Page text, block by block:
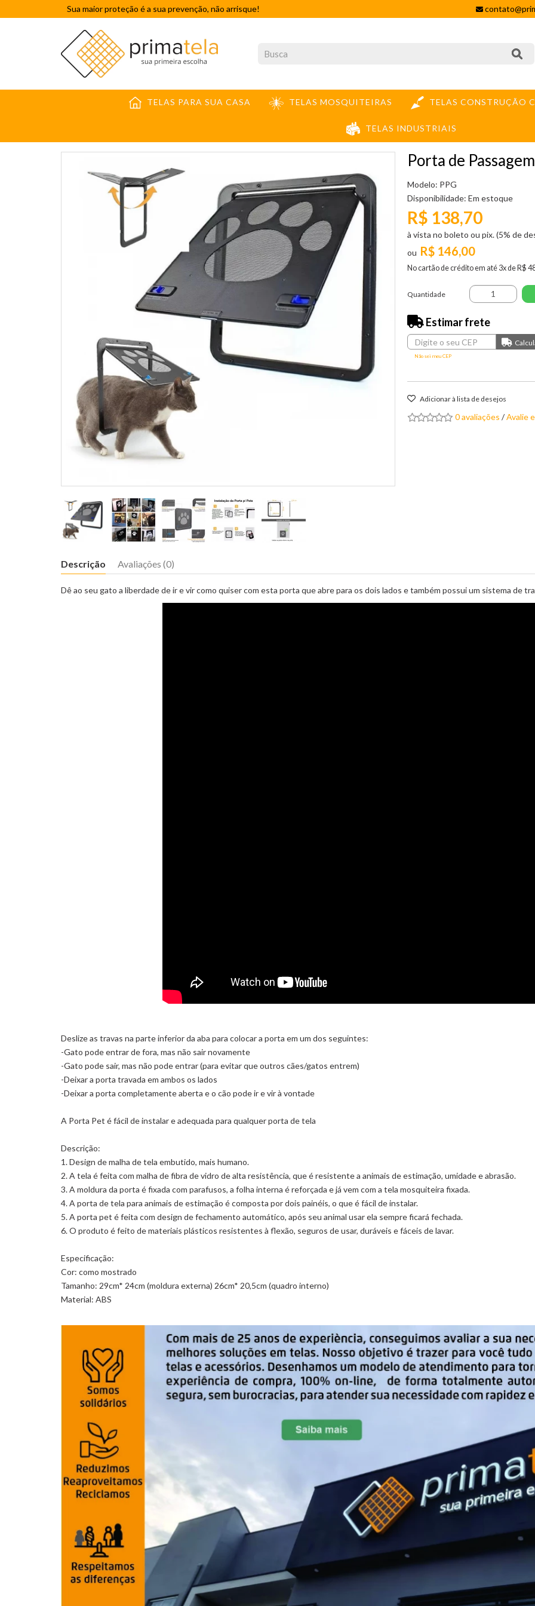
Sua maior proteção é a sua prevenção, não arrisque!
TELAS PARA SUA CASA TELAS MOSQUITEIRAS TELAS CONSTRUÇÃO
TELAS INDUSTRIAIS
PORTA DE PASSAGEM DE GATOS PRETA - 29X24CM
Porta de
Modelo: PPG
Disponibilidade: Em estoque
R$ 146,00
No cartão de crédito em até 3x de R$
R$ 138,70
à vista no boleto ou pix. (5% de
Quantidade
Estimar frete
Não sei meu CEP
Adicionar à lista de desejos
0 avaliações /Avalie
Descrição Avaliações (0)
Dê ao seu gato a liberdade de ir e vir como quiser com esta porta que abre para os dois lados e também possui um sistema de
Deslize as travas na parte inferior da aba para colocar a porta em um dos seguintes:
-Gato pode entrar de fora, mas não sair novamente
-Gato pode sair, mas não pode entrar (para evitar que outros cães/gatos entrem)
-Deixar a porta travada em ambos os lados
-Deixar a porta completamente aberta e o cão pode ir e vir à vontade
A Porta Pet é fácil de instalar e adequada para qualquer porta de tela
Descrição:
1. Design de malha de tela embutido, mais humano.
2. A tela é feita com malha de fibra de vidro de alta resistência, que é resistente a animais de estimação, umidade e abrasão.
3. A moldura da porta é fixada com parafusos, a folha interna é reforçada e já vem com a tela mosquiteira fixada.
4. A porta de tela para animais de estimação é composta por dois painéis, o que é fácil de instalar.
5. A porta pet é feita com design de fechamento automático, após seu animal usar ela sempre ficará fechada.
6. O produto é feito de materiais plásticos resistentes à flexão, seguros de usar, duráveis e fáceis de lavar.
Especificação:
Cor: como mostrado
Tamanho: 29cm* 24cm (moldura externa) 26cm* 20,5cm (quadro interno)
Material: ABS